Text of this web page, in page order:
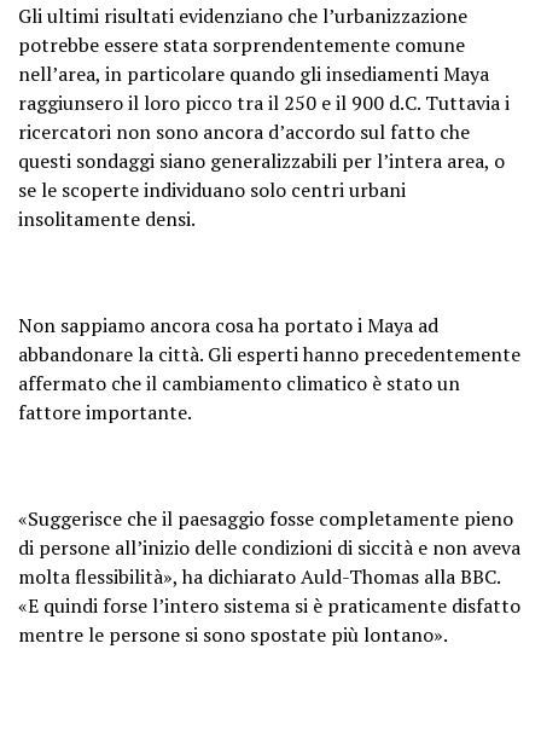
Gli ultimi risultati evidenziano che l’urbanizzazione
potrebbe essere stata sorprendentemente comune
nell’area, in particolare quando gli insediamenti Maya
raggiunsero il loro picco tra il 250 e il 900 d.C. Tuttaviai
ricercatori non sono ancora d’accordo sul fatto che
questi sondaggi siano generalizzabili per l’intera area, o
se le scoperte individuano solo centri urbani
insolitamente densi.
Non sappiamo ancora cosa ha portato i Maya ad
abbandonare la città. Gli esperti hanno precedentemente
affermato che il cambiamento climatico è stato un
fattore importante.
«Suggerisce che il paesaggio fosse completamente pieno
di persone all’inizio delle condizioni di siccità e non aveva
molta flessibilità», ha dichiarato Auld-Thomas alla BBC.
«E quindi forse l’intero sistema si è praticamente disfatto
mentre le persone si sono spostate più lontano».